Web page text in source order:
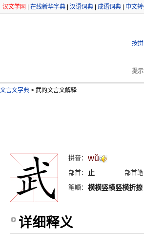
汉文学网 在线新华字典 汉语词典 成语词典 中文
按
提示
文言文字典 > 武的文言文解释
拼音： wŭ
部首： 止 部首笔
笔顺： 横横竖横竖横折捺
详细释义